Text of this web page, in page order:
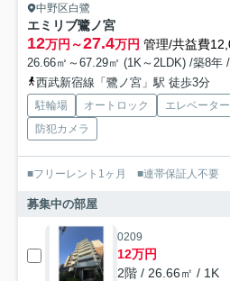
中野区白鷺
エミリブ鷺ノ宮
12万円～27.4万円 管理/共益費
26.66㎡～67.29㎡ (1K～2LDK) /築8年
西武新宿線「鷺ノ宮」駅 徒歩3分
駐輪場 オートロック エレベーター
防犯カメラ
■フリーレント1ヶ月 ■連帯保証人不要
募集中の部屋
0209
12万円
2階 / 26.66㎡ / 1K